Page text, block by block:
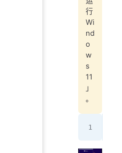
行
Wi
nd
o
w
s
11
」
。